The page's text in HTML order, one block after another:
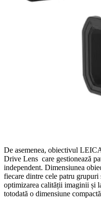
De asemenea, obiectivul
Drive Lens care gestionează
independent. Dimensiunea
fiecare dintre cele patru grupuri
optimizarea calității imaginii și
totodată o dimensiune